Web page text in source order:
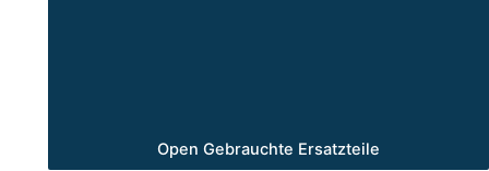
Open Gebrauchte Ersatzteile